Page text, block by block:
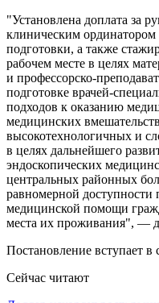
"Установлена доплата за
клиническим
подготовки, а также
рабочем месте в целях
и профессорско-
подготовке врачей-
подходов к оказанию
медицинских
высокотехнологичных и
в целях дальнейшего
эндоскопических
центральных районных
равномерной доступности
медицинской помощи
места их проживания", —
Постановление вступает в
Сейчас читают